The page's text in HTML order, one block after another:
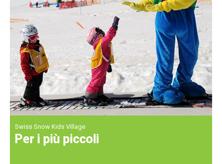
Swiss Snow Kids Village
Per i più piccoli